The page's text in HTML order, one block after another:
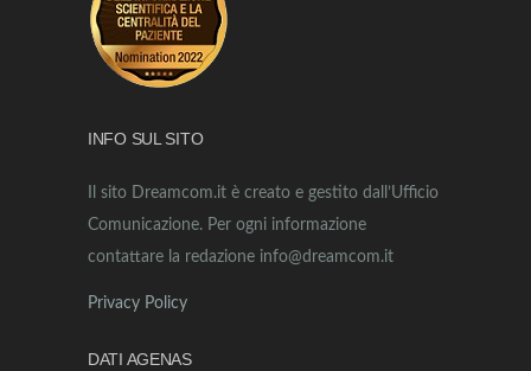
INFO SUL SITO
Il sito Dreamcom.it è creato e gestito dall’Ufficio
Comunicazione. Per ogni informazione
contattare la redazione info@dreamcom.it
Privacy Policy
DATI AGENAS